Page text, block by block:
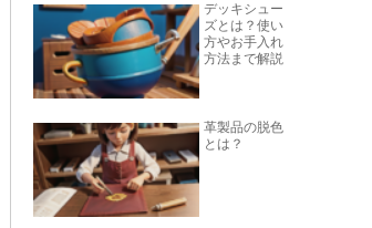
デッキシュー
ズとは？使い
方やお手入れ
方法まで解説
革製品の脱色
とは？